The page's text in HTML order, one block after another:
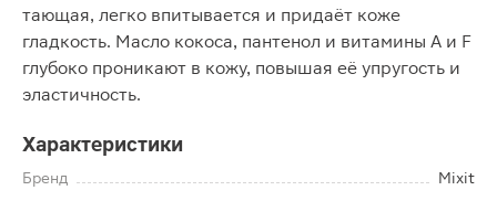
тающая, легко впитывается и придаёт коже
гладкость. Масло кокоса, пантенол и витамины A и F
глубоко проникают в кожу, повышая её упругость и
эластичность.
Характеристики
Бренд
Mixit